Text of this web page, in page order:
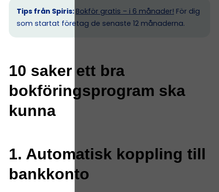
Tips från Spiris: Bokför gratis – i 6 månader! För dig
som startat företag de senaste 12 månaderna.
10 saker ett bra
bokföringsprogram ska
kunna
1. Automatisk koppling till
bankkonto